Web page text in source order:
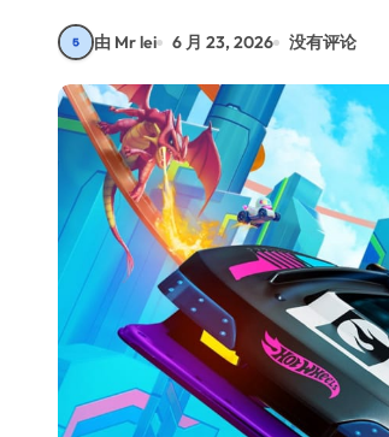
由 Mr lei 6 月 23, 2026 没有评论